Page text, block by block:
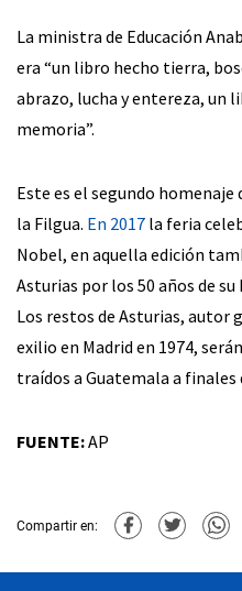
La ministra de Educación
era “un libro hecho tierra,
abrazo, lucha y entereza, un
memoria”.
Este es el segundo homenaje
la Filgua. En 2017 la feria
Nobel, en aquella edición
Asturias por los 50 años de
Los restos de Asturias,
exilio en Madrid en 1974,
traídos a Guatemala a finales
FUENTE:AP
Compartir en: